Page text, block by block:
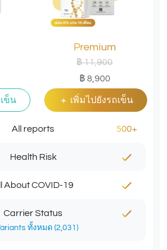
ข็น
Premium
฿ 11,900
฿ 8,900
เพิ่มไปยังรถเข็น
All reports 500+
Health Risk
About COVID-19
Carrier Status
ทั้งหมด (2,031)